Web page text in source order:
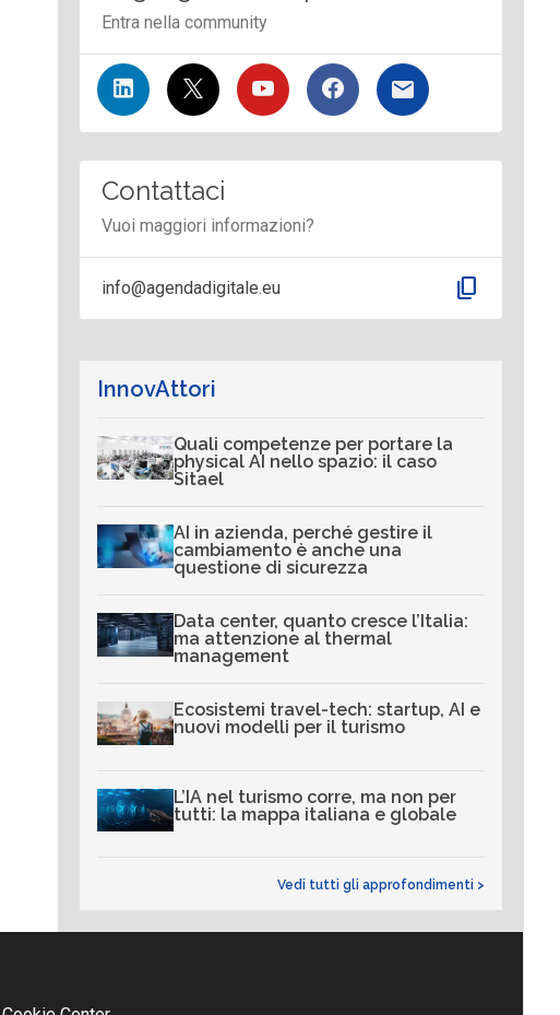
Entra nella community
Contattaci
Vuoi maggiori informazioni?
info@agendadigitale.eu content_copy
InnovAttori
Quali competenze per portare la
physical AI nello spazio: il caso
Sitael
AI in azienda, perché gestire il
cambiamento è anche una
questione di sicurezza
Data center, quanto cresce l’Italia:
ma attenzione al thermal
management
Ecosistemi travel-tech: startup, AI e
nuovi modelli per il turismo
L’IA nel turismo corre, ma non per
tutti: la mappa italiana e globale
Vedi tutti gli approfondimenti >